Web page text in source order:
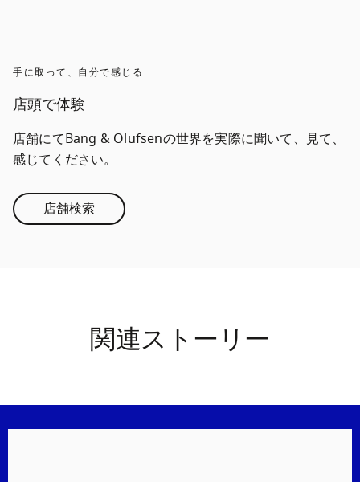
手に取って、自分で感じる
店頭で体験
店舗にてBang & Olufsenの世界を実際に聞いて、見て、
感じてください。
店舗検索
関連ストーリー